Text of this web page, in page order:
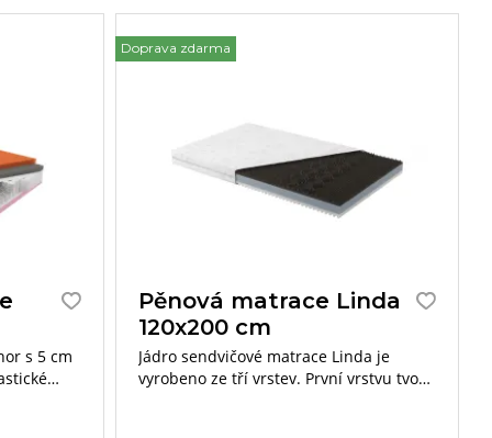
s 5 cm
Doprava zdarma
Pěnová matrace Linda
120x200 cm
Jádro sendvičové matrace Linda je
vyrobeno ze tří vrstev. První vrstvu tvoří